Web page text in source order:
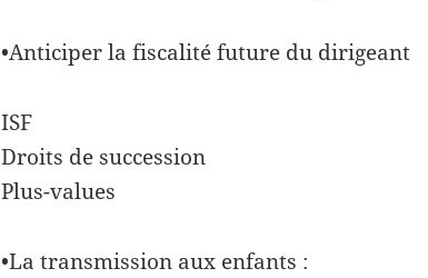
•Anticiper la fiscalité future du dirigeant
ISF
Droits de succession
Plus-values
•La transmission aux enfants :